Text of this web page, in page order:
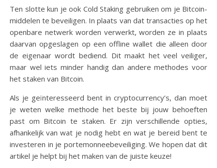
Ten slotte kun je ook Cold Staking gebruiken om je Bitcoin-
middelen te beveiligen. In plaats van dat transacties op het
openbare netwerk worden verwerkt, worden ze in plaats
daarvan opgeslagen op een offline wallet die alleen door
de eigenaar wordt bediend. Dit maakt het veel veiliger,
maar wel iets minder handig dan andere methodes voor
het staken van Bitcoin.
Als je geïnteresseerd bent in cryptocurrency’s, dan moet
je weten welke methode het beste bij jouw behoeften
past om Bitcoin te staken. Er zijn verschillende opties,
afhankelijk van wat je nodig hebt en wat je bereid bent te
investeren in je portemonneebeveiliging. We hopen dat dit
artikel je helpt bij het maken van de juiste keuze!